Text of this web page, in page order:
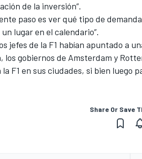
de la inversión”.
paso es ver qué tipo de
lugar en el calendario”.
jefes de la F1 habían apuntado a
los gobiernos de Amsterdam y
F1 en sus ciudades, si bien luego
Share Or Save